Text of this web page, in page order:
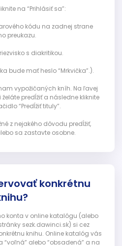
na “Prihlásiť sa”:
kódu na zadnej strane
preukazu.
s diakritikou.
bude mať heslo “Mrkvička”.).
vypožičaných kníh. Na ľavej
želáte predĺžiť a následne kliknite
“Predĺžiť tituly”.
z nejakého dôvodu predĺžiť,
sa zastavte osobne.
konkrétnu
konta v online katalógu (alebo
sezk.dawinci.sk) si cez
knihu. Online katalóg vás
“voľná” alebo “obsadená” a na